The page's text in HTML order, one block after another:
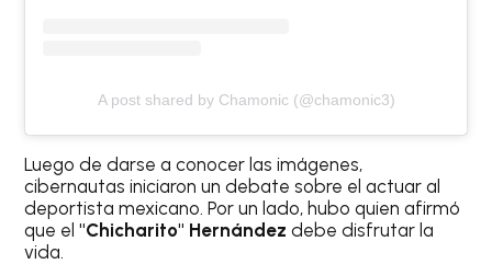
A post shared by Chamonic (@chamonic3)
Luego de darse a conocer las imágenes,
cibernautas iniciaron un debate sobre el actuar al
deportista mexicano. Por un lado, hubo quien afirmó
que el"Chicharito" Hernández debe disfrutar la
vida.